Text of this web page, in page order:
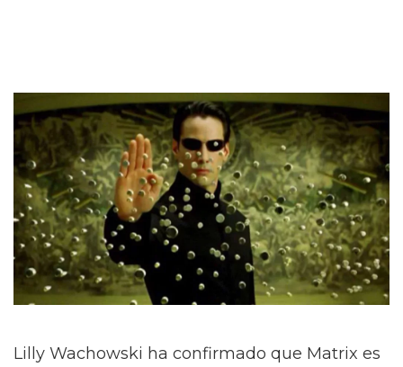
Lilly Wachowski ha confirmado que Matrix es